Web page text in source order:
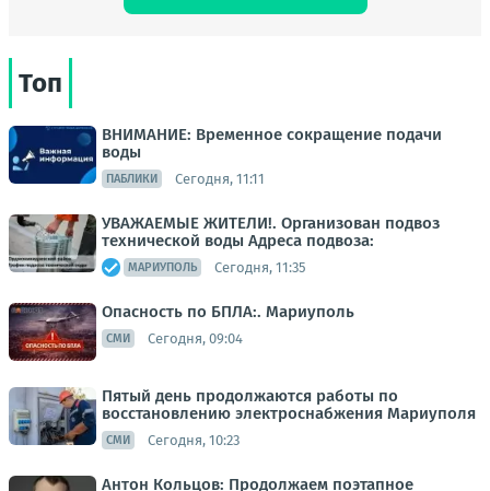
Топ
ВНИМАНИЕ: Временное сокращение подачи
воды
ПАБЛИКИ Сегодня, 11:11
УВАЖАЕМЫЕ ЖИТЕЛИ!. Организован подвоз
технической воды Адреса подвоза:
МАРИУПОЛЬ Сегодня, 11:35
Опасность по БПЛА:. Мариуполь
СМИ Сегодня, 09:04
Пятый день продолжаются работы по
восстановлению электроснабжения Мариуполя
СМИ Сегодня, 10:23
Антон Кольцов: Продолжаем поэтапное